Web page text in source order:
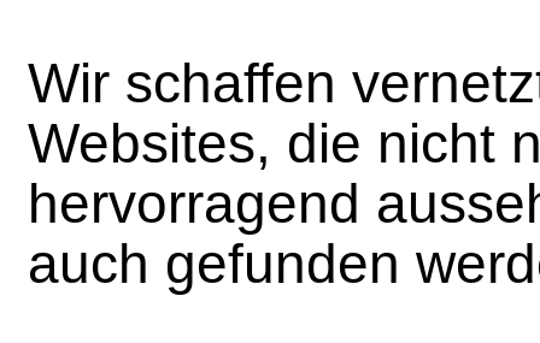
Wir schaffen
Websites, die nicht
hervorragend
auch gefunden